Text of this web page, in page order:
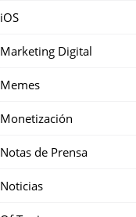
iOS
Marketing Digital
Memes
Monetización
Notas de Prensa
Noticias